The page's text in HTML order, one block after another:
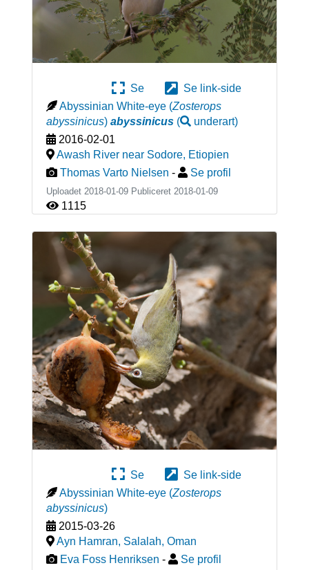
Se
Se link-side
Abyssinian White-eye (Zosterops
abyssinicus) abyssinicus( underart)
2016-02-01
Awash River near Sodore, Etiopien
Thomas Varto Nielsen - Se profil
Uploadet 2018-01-09 Publiceret 2018-01-09
1115
Se
Se link-side
Abyssinian White-eye (Zosterops
abyssinicus)
2015-03-26
Ayn Hamran, Salalah, Oman
Eva Foss Henriksen - Se profil